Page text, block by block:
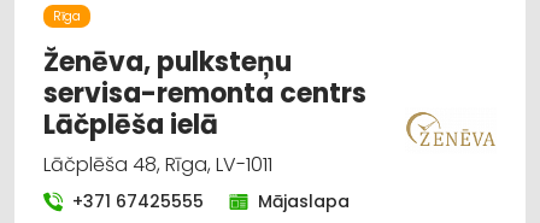
Rīga
Ženēva, pulksteņu
servisa-remonta centrs
Lāčplēša ielā
Lāčplēša 48, Rīga, LV-1011
+371 67425555 Mājaslapa